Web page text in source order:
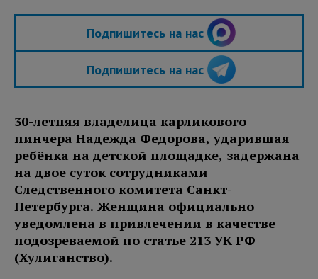
Подпишитесь на нас
Подпишитесь на нас
30-летняя владелица карликового
пинчера Надежда Федорова, ударившая
ребёнка на детской площадке, задержана
на двое суток сотрудниками
Следственного комитета Санкт-
Петербурга. Женщина официально
уведомлена в привлечении в качестве
подозреваемой по статье 213 УК РФ
(Хулиганство).